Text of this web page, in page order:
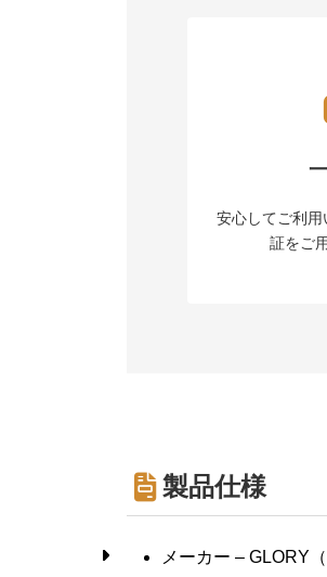
安心してご利
証をご
製品仕様
メーカー – GLORY